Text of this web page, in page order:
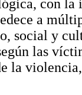
con
a
social y
las
la